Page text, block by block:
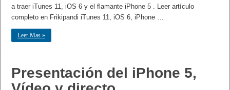
a traer iTunes 11, iOS 6 y el flamante iPhone 5 . Leer artículo
completo en Frikipandi iTunes 11, iOS 6, iPhone …
Leer Mas »
Presentación del iPhone 5,